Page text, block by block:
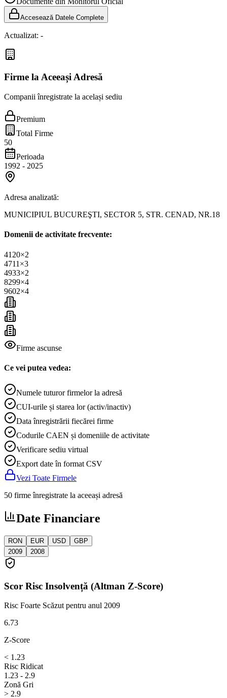
Accesează Datele Complete
Actualizat: -
Firme la Aceeași Adresă
Companii înregistrate la același sediu
Premium
Total Firme
50
Perioada
1992 - 2025
Adresa analizată:
MUNICIPIUL BUCUREŞTI, SECTOR 5, STR. CENAD, NR.18
Domenii de activitate frecvente:
4120×2
4711 ×3
4933×2
8299×4
9602×4
Firme ascunse
Ce vei putea vedea:
Numele tuturor firmelor la adresă
CUI-urile și starea lor (activ/inactiv)
Data înregistrării fiecărei firme
Codurile CAEN și domeniile de activitate
Verificare sediu virtual
Export date în format CSV
Vezi Toate Firmele
50 firme înregistrate la aceeași adresă
Date Financiare
RON EUR USD
GBP
2009
2008
Scor Risc Insolvență (Altman Z-Score)
Risc Foarte Scăzut pentru anul 2009
6.73
Z-Score
< 1.23
Risc Ridicat
1.23 - 2.9
Zonă Gri
> 2.9